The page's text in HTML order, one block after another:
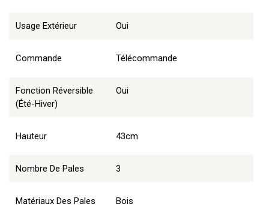
Usage Extérieur Oui
Commande Télécommande
Fonction Réversible
(été-Hiver)
Oui
Hauteur 43cm
Nombre De Pales 3
Matériaux Des Pales Bois